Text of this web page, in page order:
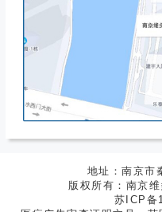
地址：南京市
版权所有：南京
苏ICP备